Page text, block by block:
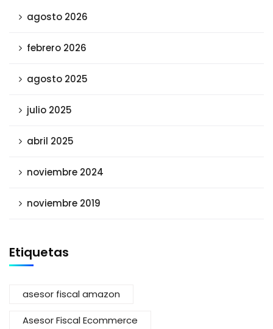
agosto 2026
febrero 2026
agosto 2025
julio 2025
abril 2025
noviembre 2024
noviembre 2019
Etiquetas
asesor fiscal amazon
Asesor Fiscal Ecommerce